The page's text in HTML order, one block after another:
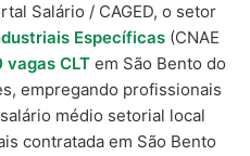
Salário / CAGED, o setor
Específicas (CNAE
vagas CLT em São Bento do
empregando profissionais
médio setorial local
contratada em São Bento